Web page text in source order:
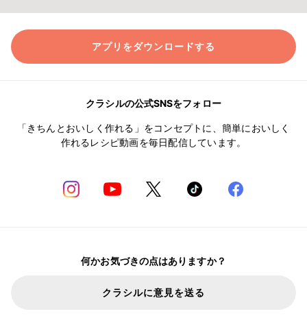
アプリをダウンロードする
クラシルの公式SNSをフォロー
「きちんとおいしく作れる」をコンセプトに、簡単においしく
作れるレシピ動画を毎日配信しています。
何かお気づきの点はありますか？
クラシルに意見を送る